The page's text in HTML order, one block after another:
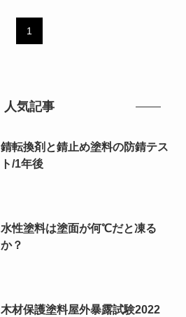
1
人気記事
錆転換剤と錆止め塗料の防錆テス
ト/1年後
水性塗料は塗面が何℃だと凍る
か？
木材保護塗料屋外暴露試験2022